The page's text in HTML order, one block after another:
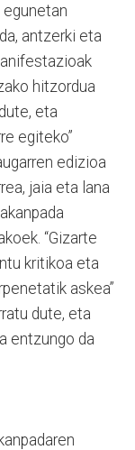
antzerki eta
hitzordua
eta
egiteko”
edizioa
jaia eta lana
“Gizarte
kritikoa eta
askea”
dute, eta
entzungo da